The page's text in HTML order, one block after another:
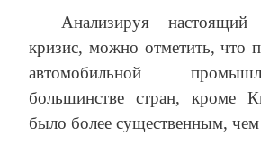
Анализируя настоящий
кризис, можно отметить, что
автомобильной
большинстве стран, кроме
было более существенным,